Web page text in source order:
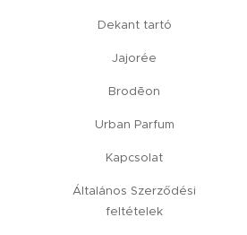
Dekant tartó
Jajorée
Brodēon
Urban Parfum
Kapcsolat
Általános Szerződési
feltételek